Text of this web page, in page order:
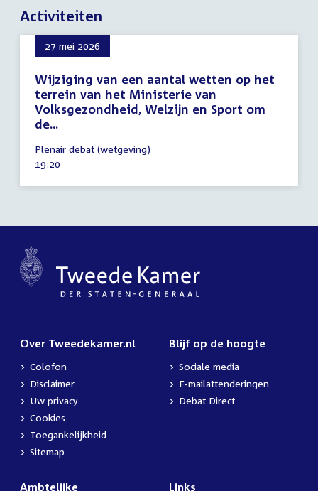
Activiteiten
27 mei 2026
Wijziging van een aantal wetten op het
terrein van het Ministerie van
Volksgezondheid, Welzijn en Sport om
de...
mei
2026
Plenair debat (wetgeving)
Tijd
19:20
Over Tweedekamer.nl
Colofon
Disclaimer
Uw privacy
Cookies
Toegankelijkheid
Sitemap
Blijf op de hoogte
Sociale media
E-mailattenderingen
Debat Direct
Ambtelijke Links